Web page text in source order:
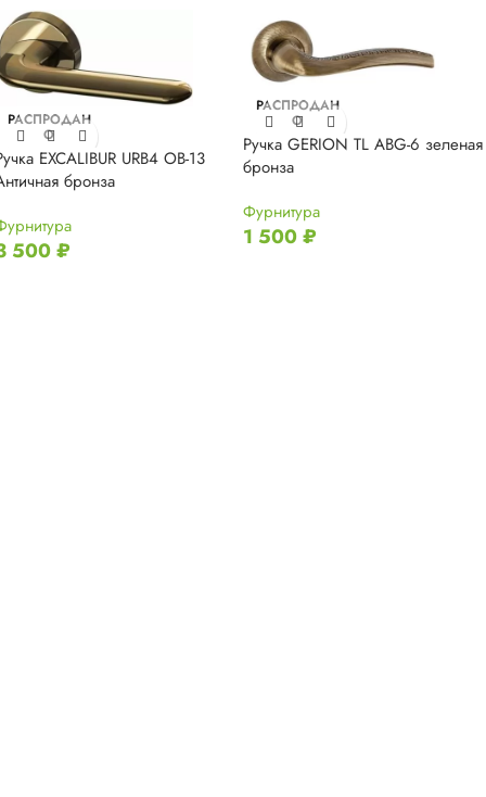
РАСПРОДАН
О
EXCALIBUR URB4 OB-13
бронза
500₽
РАСПРОДАН
О
Ручка GERION TL ABG-6 зеленая
бронза
Фурнитура
1 500₽